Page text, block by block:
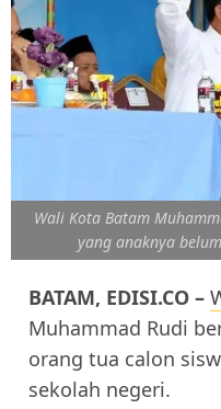
Wali Kota Batam
yang anaknya
BATAM, EDISI.CO –
Muhammad Rudi
orang tua calon
sekolah negeri.